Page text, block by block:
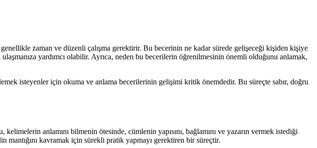
zaman ve düzenli çalışma gerektirir. Bu becerinin ne kadar sürede gelişeceği kişiden kişiye
yardımcı olabilir. Ayrıca, neden bu becerilerin öğrenilmesinin önemli olduğunu anlamak,
isteyenler için okuma ve anlama becerilerinin gelişimi kritik önemdedir. Bu süreçte sabır, doğru
anlamını bilmenin ötesinde, cümlenin yapısını, bağlamını ve yazarın vermek istediği
mantığını kavramak için sürekli pratik yapmayı gerektiren bir süreçtir.